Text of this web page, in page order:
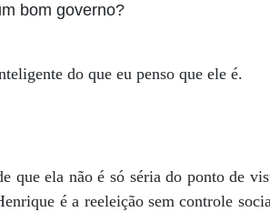
bom governo?
do que eu penso que ele é.
que ela não é só séria do ponto de
é a reeleição sem controle